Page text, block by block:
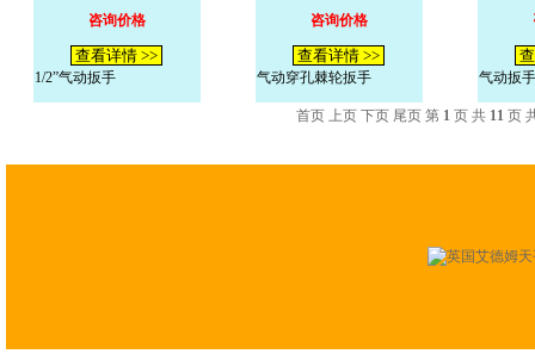
咨询价格
查看详情 >>
1/2”气动扳手
咨询价格
查看详情 >>
气动穿孔棘轮扳手 气动扳
首页 上页 下页 尾页第 1 页 共 11 页